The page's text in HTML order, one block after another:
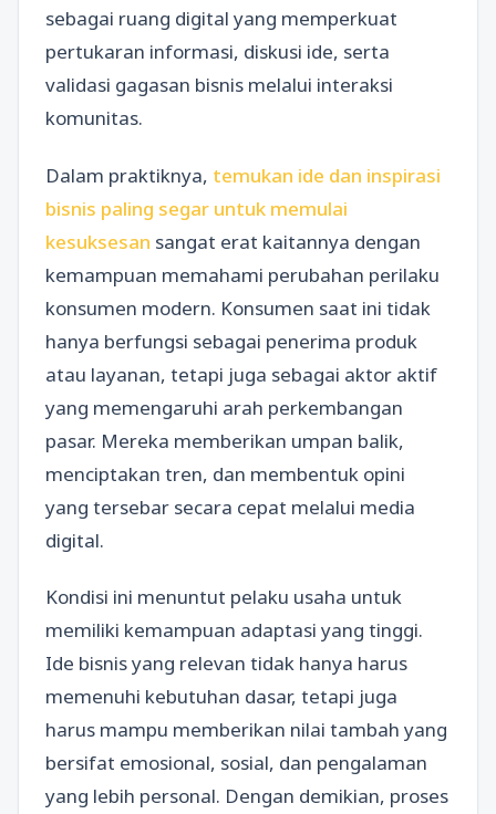
sebagai ruang digital yang memperkuat
pertukaran informasi, diskusi ide, serta
validasi gagasan bisnis melalui interaksi
komunitas.
Dalam praktiknya, temukan ide dan inspirasi
bisnis paling segar untuk memulai
kesuksesan sangat erat kaitannya dengan
kemampuan memahami perubahan perilaku
konsumen modern. Konsumen saat ini tidak
hanya berfungsi sebagai penerima produk
atau layanan, tetapi juga sebagai aktor aktif
yang memengaruhi arah perkembangan
pasar. Mereka memberikan umpan balik,
menciptakan tren, dan membentuk opini
yang tersebar secara cepat melalui media
digital.
Kondisi ini menuntut pelaku usaha untuk
memiliki kemampuan adaptasi yang tinggi.
Ide bisnis yang relevan tidak hanya harus
memenuhi kebutuhan dasar, tetapi juga
harus mampu memberikan nilai tambah yang
bersifat emosional, sosial, dan pengalaman
yang lebih personal. Dengan demikian, proses